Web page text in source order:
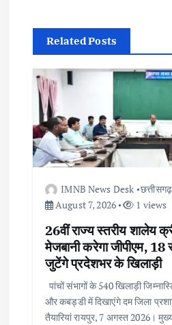
v
g
a
Related Posts
IMNB News Desk
August 7, 2026
1 views
26वीं राज्य स्तरीय शालेय
मेजबानी करेगा जीपीएम,
जुटेंगे प्रदेशभर के खिलाड़ी
पांचों संभागों के 540 खिलाड़ी
और कबड्डी में दिखाएंगे दम जिला
तैयारियां रायपुर, 7 अगस्त 2026।